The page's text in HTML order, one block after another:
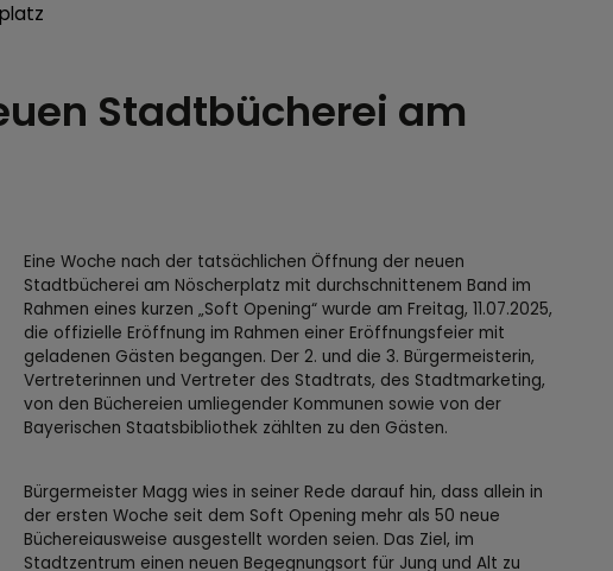
Stadtbücherei am
Eine Woche nach der tatsächlichen Öffnung der neuen
Stadtbücherei am Nöscherplatz mit durchschnittenem Band im
Rahmen eines kurzen „Soft Opening“ wurde am Freitag, 11.07.2025,
die offizielle Eröffnung im Rahmen einer Eröffnungsfeier mit
geladenen Gästen begangen. Der 2. und die 3. Bürgermeisterin,
Vertreterinnen und Vertreter des Stadtrats, des Stadtmarketing,
von den Büchereien umliegender Kommunen sowie von der
Bayerischen Staatsbibliothek zählten zu den Gästen.
Bürgermeister Magg wies in seiner Rede darauf hin, dass allein in
der ersten Woche seit dem Soft Opening mehr als 50 neue
Büchereiausweise ausgestellt worden seien. Das Ziel, im
Stadtzentrum einen neuen Begegnungsort für Jung und Alt zu